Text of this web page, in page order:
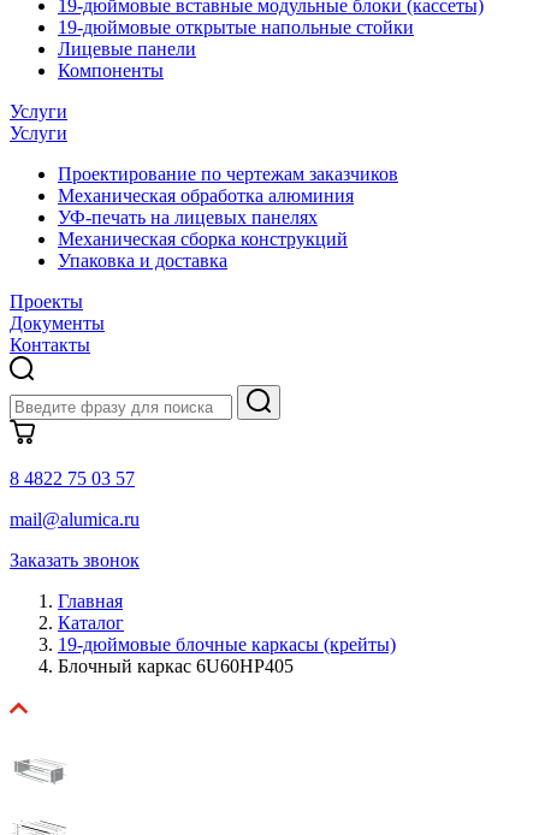
19-дюймовые вставные модульные блоки (кассеты)
19-дюймовые открытые напольные стойки
Лицевые панели
Компоненты
Услуги
Услуги
Проектирование по чертежам заказчиков
Механическая обработка алюминия
УФ-печать на лицевых панелях
Механическая сборка конструкций
Упаковка и доставка
Проекты
Документы
Контакты
8 4822 75 03 57
mail@alumica.ru
Заказать звонок
Главная
Каталог
19-дюймовые блочные каркасы (крейты)
Блочный каркас 6U60HP405